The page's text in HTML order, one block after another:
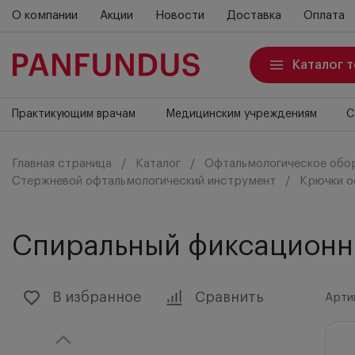
О компании Акции Новости Доставка Оплата
Каталог
Практикующим врачам Медицинским учреждениям
Главная страница Каталог
Офтальмологическое
Стержневой офтальмологический инструмент
Крючки
Спиральный
В избранное Сравнить